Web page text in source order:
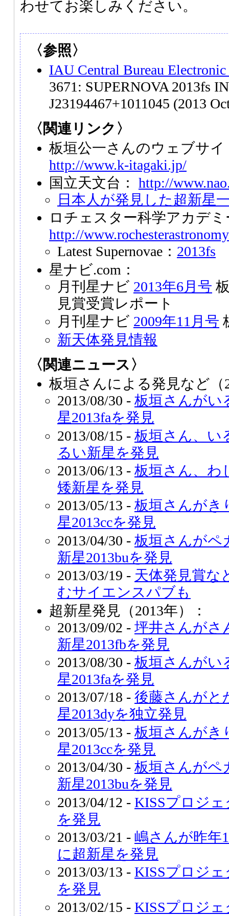
わせてお楽しみください。
〈参照〉
IAU Central Bureau Electronic
3671: SUPERNOVA 2013fs
J23194467+1011045 (2013
〈関連リンク〉
板垣公一さんのウェブサイ
http://www.k-itagaki.jp/
国立天文台： http://
日本人が発見した超新星
ロチェスター科学アカデミ
http://
Latest Supernovae： 2013fs
星ナビ.com：
月刊星ナビ 2013年6月号
見賞受賞レポート
月刊星ナビ 2009年11月号
新天体発見情報
〈関連ニュース〉
板垣さんによる発見など（
2013/08/30 - 板垣さんがい
星2013faを発見
2013/08/15 - 板垣さん、い
るい新星を発見
2013/06/13 - 板垣さん、わ
矮新星を発見
2013/05/13 - 板垣さんがき
星2013ccを発見
2013/04/30 - 板垣さんがペ
新星2013buを発見
2013/03/19 - 天体発見賞
むサイエンスパブも
超新星発見（2013年）：
2013/09/02 - 坪井さんがさ
新星2013fbを発見
2013/08/30 - 板垣さんがい
星2013faを発見
2013/07/18 - 後藤さんがと
星2013dyを独立発見
2013/05/13 - 板垣さんがき
星2013ccを発見
2013/04/30 - 板垣さんがペ
新星2013buを発見
2013/04/12 - KISSプロジェ
を発見
2013/03/21 - 嶋さんが昨年
に超新星を発見
2013/03/13 - KISSプロジェ
を発見
2013/02/15 - KISSプロジ